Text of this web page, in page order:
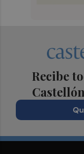
Recibe